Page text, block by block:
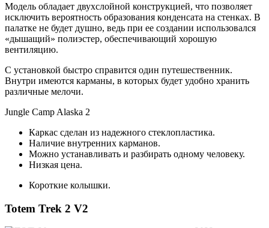
Модель обладает двухслойной конструкцией, что позволяет
исключить вероятность образования конденсата на стенках. В
палатке не будет душно, ведь при ее создании использовался
«дышащий» полиэстер, обеспечивающий хорошую
вентиляцию.
С установкой быстро справится один путешественник.
Внутри имеются карманы, в которых будет удобно хранить
различные мелочи.
Jungle Camp Alaska 2
Каркас сделан из надежного стеклопластика.
Наличие внутренних карманов.
Можно устанавливать и разбирать одному человеку.
Низкая цена.
Короткие колышки.
Totem Trek 2 V2